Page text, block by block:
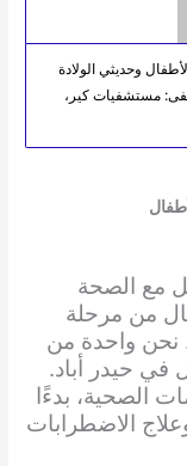
وحديثي الولادة
مستشفيات كير،
مع الصحة
من مرحلة
نحن واحدة من
حيدر أباد.
الصحية، بدءًا
الاضطرابات